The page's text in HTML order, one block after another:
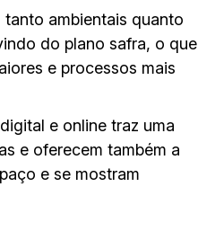
ambientais quanto
do plano safra, o que
e processos mais
e online traz uma
e oferecem também a
e se mostram